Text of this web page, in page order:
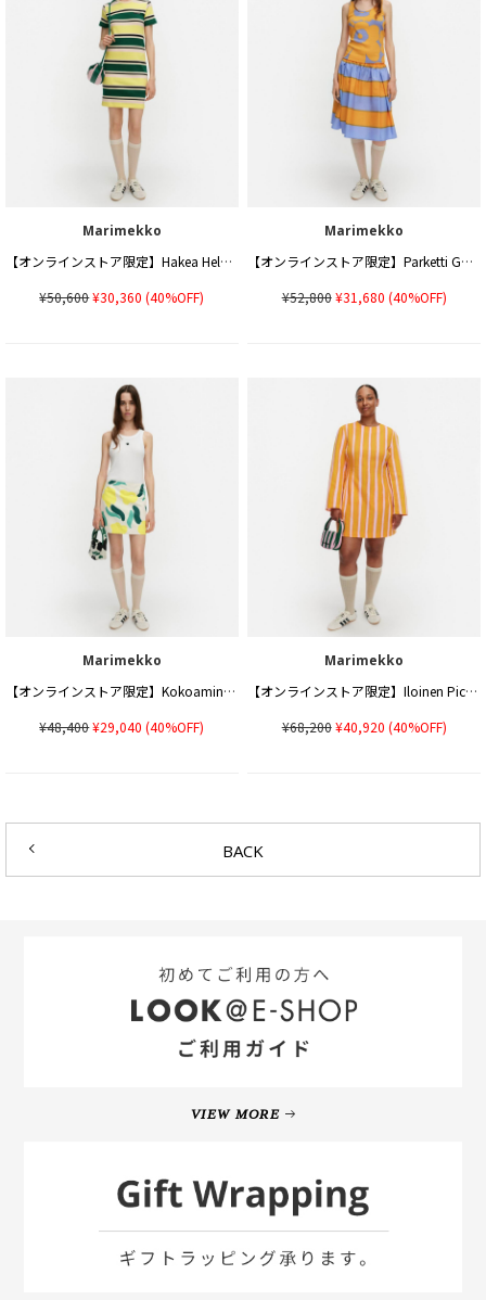
Marimekko
【オンラインストア限定】Hakea Helvi ワンピース
¥50,600¥30,360 (40%OFF)
Marimekko
【オンラインストア限定】Parketti Galleria スカート
¥52,800¥31,680 (40%OFF)
Marimekko
【オンラインストア限定】Kokoaminen Lemmitty スカート
¥48,400¥29,040 (40%OFF)
Marimekko
【オンラインストア限定】Iloinen Piccolo ワンピース
¥68,200¥40,920 (40%OFF)
BACK
VIEW MORE